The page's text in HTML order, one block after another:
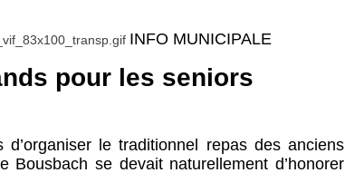
INFO MUNICIPALE
pour les seniors
le traditionnel repas des anciens
se devait naturellement d’honorer